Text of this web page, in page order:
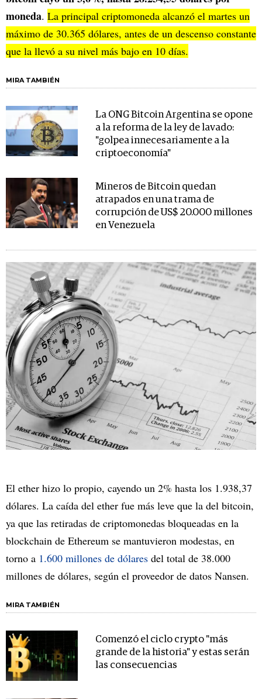
moneda. La principal criptomoneda alcanzó el martes un
máximo de 30.365 dólares, antes de un descenso constante
que la llevó a su nivel más bajo en 10 días.
MIRA TAMBIÉN
La ONG Bitcoin Argentina se opone
a la reforma de la ley de lavado:
"golpea innecesariamente a la
criptoeconomía"
Mineros de Bitcoin quedan
atrapados en una trama de
corrupción de US$ 20.000 millones
en Venezuela
El ether hizo lo propio, cayendo un 2% hasta los 1.938,37
dólares. La caída del ether fue más leve que la del bitcoin,
ya que las retiradas de criptomonedas bloqueadas en la
blockchain de Ethereum se mantuvieron modestas, en
torno a 1.600 millones de dólares del total de 38.000
millones de dólares, según el proveedor de datos Nansen.
MIRA TAMBIÉN
Comenzó el ciclo crypto "más
grande de la historia" y estas serán
las consecuencias